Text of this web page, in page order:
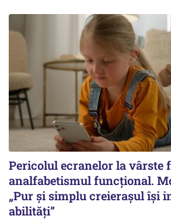
Pericolul ecranelor la vârste
analfabetismul funcțional.
„Pur și simplu creierașul își
abilități”